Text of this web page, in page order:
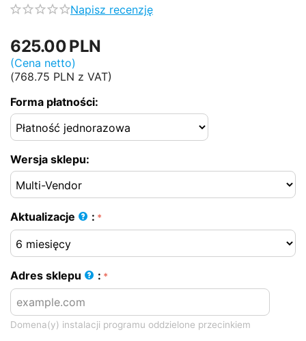
Napisz recenzję
625.00PLN
(Cena netto)
(768.75 PLN z VAT)
Forma płatności:
Wersja sklepu:
Aktualizacje :
Adres sklepu :
Domena(y) instalacji programu oddzielone przecinkiem